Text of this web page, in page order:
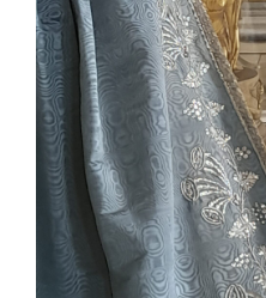
Collection
Contacts and tickets
Accessibility